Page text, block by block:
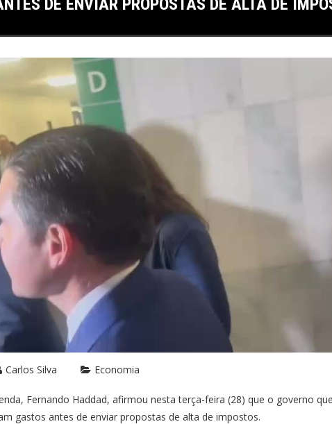
DE ENVIAR PROPOSTAS DE ALTA DE
Carlos Silva Economia
Fernando Haddad, afirmou nesta terça-feira (28) que o governo
gastos antes de enviar propostas de alta de impostos.